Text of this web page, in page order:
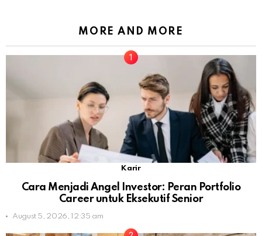
MORE AND MORE
Karir
Cara Menjadi Angel Investor: Peran Portfolio
Career untuk Eksekutif Senior
August 5, 2026, 12:35 am